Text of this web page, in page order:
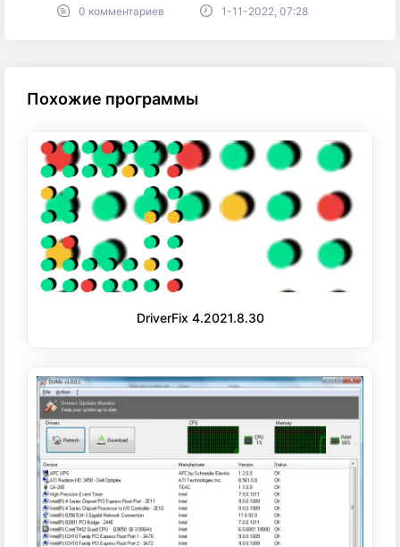
0 комментариев 1-11-2022, 07:28
Похожие программы
DriverFix 4.2021.8.30